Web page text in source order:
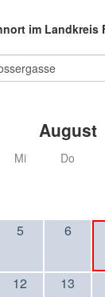
im Landkreis
August
Mi Do
5 6
12 13